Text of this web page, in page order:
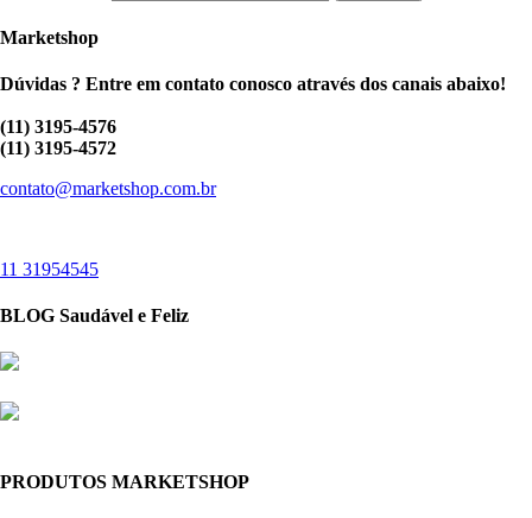
Marketshop
Dúvidas ? Entre em contato conosco através dos canais abaixo!
(11) 3195-4576
(11) 3195-4572
contato@marketshop.com.br
11 31954545
BLOG Saudável e Feliz
PRODUTOS MARKETSHOP